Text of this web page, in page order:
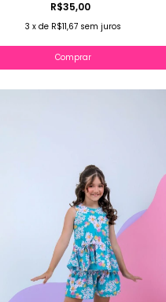
R$35,00
3 xde R$11,67 sem juros
Comprar